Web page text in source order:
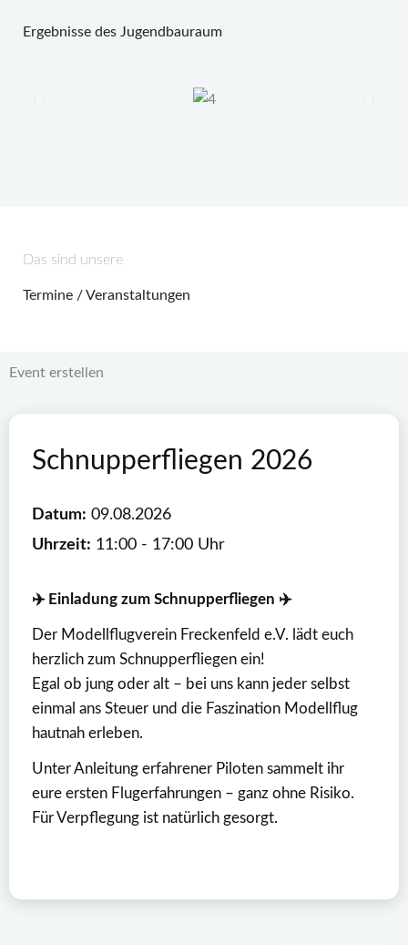
Ergebnisse des Jugendbauraum
Das sind unsere
Termine / Veranstaltungen
Event erstellen
Schnupperfliegen 2026
Datum: 09.08.2026
Uhrzeit: 11:00 - 17:00 Uhr
✈️ Einladung zum Schnupperfliegen ✈️
Der Modellflugverein Freckenfeld e.V. lädt euch
herzlich zum Schnupperfliegen ein!
Egal ob jung oder alt – bei uns kann jeder selbst
einmal ans Steuer und die Faszination Modellflug
hautnah erleben.
Unter Anleitung erfahrener Piloten sammelt ihr
eure ersten Flugerfahrungen – ganz ohne Risiko.
Für Verpflegung ist natürlich gesorgt.